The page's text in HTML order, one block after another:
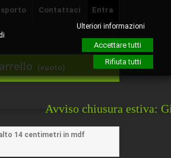
Entra
Contattaci
(vuoto)
Avviso chiusura estiva:
14 centimetri in mdf
Ulteriori informazioni
Accettare tutti
Rifiuta tutti